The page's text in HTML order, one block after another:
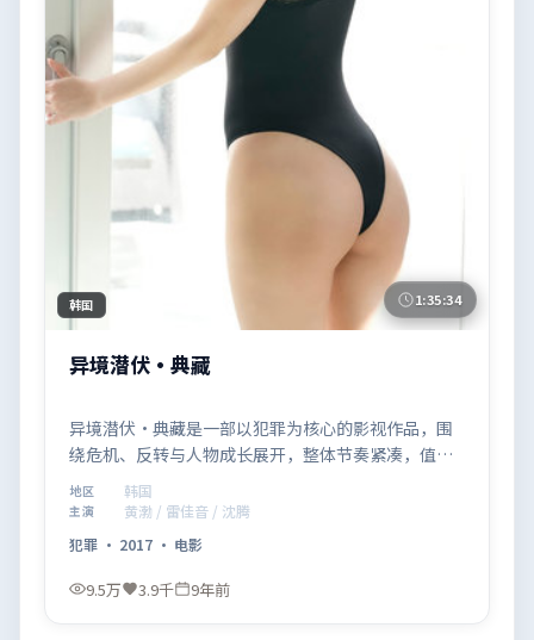
韩国 1:35:34
异境潜伏·典藏
异境潜伏·典藏是一部以犯罪为核心的影视作品，围
绕危机、反转与人物成长展开，整体节奏紧凑，值得
推荐观看。
地区 韩国
主演
黄渤 / 雷佳音 / 沈腾
犯罪 · 2017 · 电影
9.5万 3.9千 9年前